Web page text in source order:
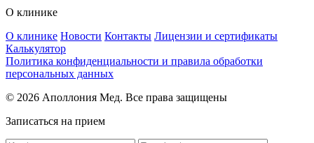
О клинике
О клинике Новости Контакты Лицензии и сертификаты
Калькулятор
Политика конфиденциальности и правила обработки
персональных данных
© 2026 Аполлония Мед. Все права защищены
Записаться на прием